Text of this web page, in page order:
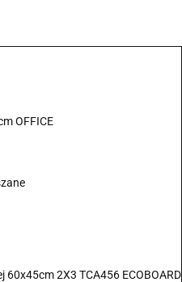
OFFICE
2X3 TCA456 ECOBOARD